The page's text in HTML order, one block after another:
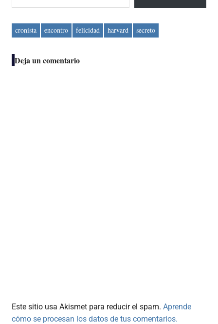
cronista encontro felicidad harvard secreto
Deja un comentario
Este sitio usa Akismet para reducir el spam. Aprende
cómo se procesan los datos de tus comentarios.